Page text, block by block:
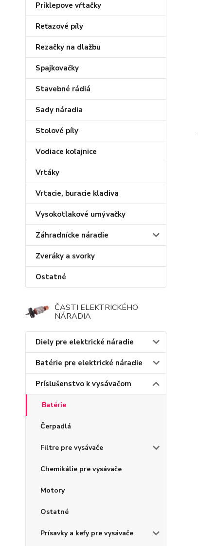
Príklepove vŕtačky
Reťazové píly
Rezačky na dlažbu
Spajkovačky
Stavebné rádiá
Sady náradia
Stolové píly
Vodiace koľajnice
Vrtáky
Vrtacie, buracie kladiva
Vysokotlakové umývačky
Záhradnícke náradie
Zveráky a svorky
Ostatné
ČASTI ELEKTRICKÉHO
NÁRADIA
Diely pre elektrické náradie
Batérie pre elektrické náradie
Príslušenstvo k vysávačom
Batérie
Čerpadlá
Filtre pre vysávače
Chemikálie pre vysávače
Motory
Ostatné
Prísavky a kefy pre vysávače